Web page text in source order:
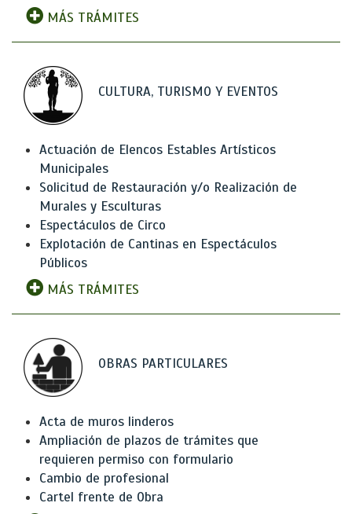
MÁS TRÁMITES
CULTURA, TURISMO Y EVENTOS
Actuación de Elencos Estables Artísticos
Municipales
Solicitud de Restauración y/o Realización de
Murales y Esculturas
Espectáculos de Circo
Explotación de Cantinas en Espectáculos
Públicos
MÁS TRÁMITES
OBRAS PARTICULARES
Acta de muros linderos
Ampliación de plazos de trámites que
requieren permiso con formulario
Cambio de profesional
Cartel frente de Obra